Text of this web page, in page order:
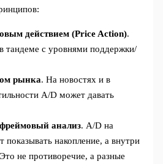
действием (Price Action).
тандеме с уровнями поддержки/
рынка. На новостях и в
A/D может давать
анализ. A/D на
накопление, а внутри
не противоречие, а разные